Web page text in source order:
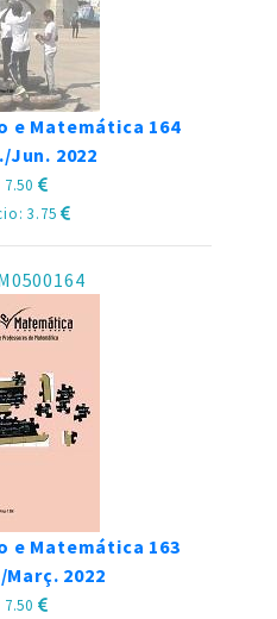
e Matemática 164
Jun. 2022
3.75
e Matemática 163
2022